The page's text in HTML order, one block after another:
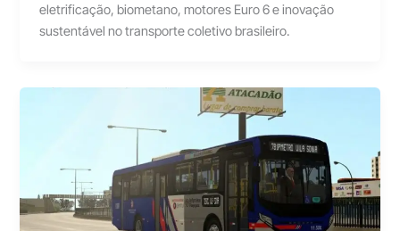
eletrificação, biometano, motores Euro 6 e inovação
sustentável no transporte coletivo brasileiro.